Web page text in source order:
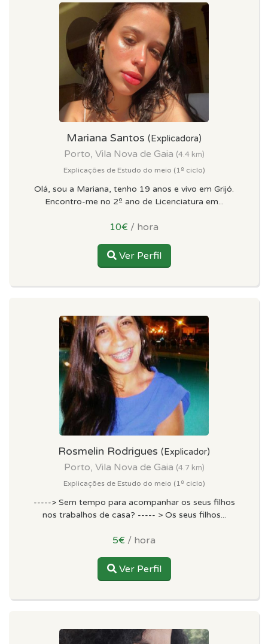
Mariana Santos (Explicadora)
Porto, Vila Nova de Gaia (4.4 km)
Explicações de Estudo do meio (1º ciclo)
Olá, sou a Mariana, tenho 19 anos e vivo em Grijó.
Encontro-me no 2º ano de Licenciatura em...
10€ / hora
Ver Perfil
Rosmelin Rodrigues (Explicador)
Porto, Vila Nova de Gaia (4.7 km)
Explicações de Estudo do meio (1º ciclo)
-----> Sem tempo para acompanhar os seus filhos
nos trabalhos de casa? ----- > Os seus filhos...
5€ / hora
Ver Perfil